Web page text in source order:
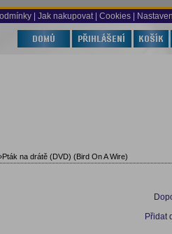
Jak nakupovat | Cookies |
Pták na drátě (DVD) (Bird On A Wire)
Přidat